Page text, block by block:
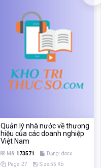
Quản lý nhà nước về thương
hiệu của các doanh nghiệp
Việt Nam
Mã: 173571
Dạng:.docx
Page: 27
Size:55 Kb